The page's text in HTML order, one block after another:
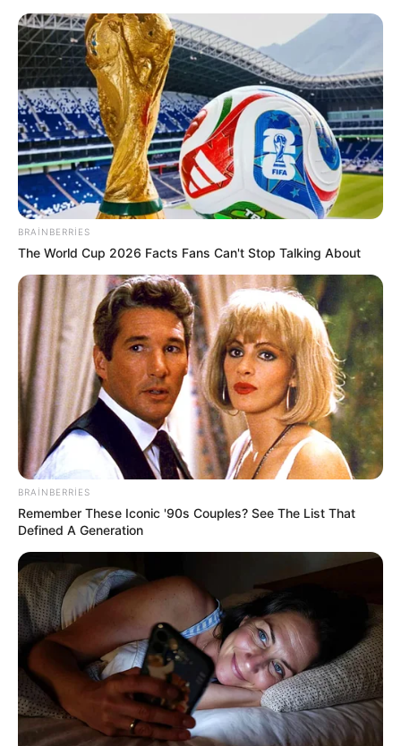
Yeni təyin olunan müavin KİMDİR?
—FOTO
Tramp İranla bağlı qərar verəcək
DÜNYA 527 24.05.2026, 09:27
İranla razılaşma və ya hərbi əməliyyatların yenidən
BRAINBERRIES
The World Cup 2026 Facts Fans Can't Stop Talking About
BRAINBERRIES
Remember These Iconic '90s Couples? See The List That
Defined A Generation